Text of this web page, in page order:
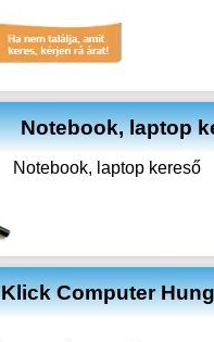
Notebook, laptop
Notebook, laptop kereső
Klick Computer